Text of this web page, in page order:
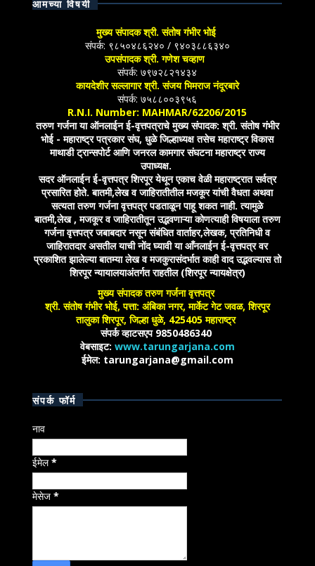
आमच्या विषयी
मुख्य संपादक श्री. संतोष गंभीर भोई
संपर्क: ९८५०४८६२४० / ९४०३८८६३४०
उपसंपादक श्री. गणेश चव्हाण
संपर्क: ७९७२८२१४३४
कायदेशीर सल्लागार श्री. संजय भिमराज नंदूरबारे
संपर्क: ७५८८००३९५६
R.N.I. Number: MAHMAR/62206/2015
तरुण गर्जना या ऑनलाईन ई-वृत्तपत्राचे मुख्य संपादक: श्री. संतोष गंभीर
भोई - महाराष्ट्र पत्रकार संघ, धुळे जिल्हाध्यक्ष तसेच महाराष्ट्र विकास
माथाडी ट्रान्सपोर्ट आणि जनरल कामगार संघटना महाराष्ट्र राज्य
उपाध्यक्ष.
सदर ऑनलाईन ई-वृत्तपत्र शिरपूर येथून एकाच वेळी महाराष्ट्रात सर्वत्र
प्रसारित होते. बातमी,लेख व जाहिरातीतील मजकूर यांची वैधता अथवा
सत्यता तरुण गर्जना वृत्तपत्र पडताळून पाहू शकत नाही. त्यामुळे
बातमी,लेख , मजकूर व जाहिरातीतून उद्भवणाऱ्या कोणत्याही विषयाला तरुण
गर्जना वृत्तपत्र जबाबदार नसून संबंधित वार्ताहर,लेखक, प्रतिनिधी व
जाहिरातदार असतील याची नोंद घ्यावी या आँनलाईन ई-वृत्तपत्र वर
प्रकाशित झालेल्या बातम्या लेख व मजकुरासंदर्भात काही वाद उद्भवल्यास तो
शिरपूर न्यायालयाअंतर्गत राहतील (शिरपूर न्यायक्षेत्र)
मुख्य संपादक तरुण गर्जना वृत्तपत्र
श्री. संतोष गंभीर भोई, पत्ता: अंबिका नगर, मार्केट गेट जवळ, शिरपूर
तालुका शिरपूर, जिल्हा धुळे, 425405 महाराष्ट्र
संपर्क व्हाटसएप 9850486340
वेबसाइट: www.tarungarjana.com
ईमेल: tarungarjana@gmail.com
संपर्क फॉर्म
नाव
ईमेल*
मेसेज*